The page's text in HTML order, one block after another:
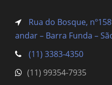
Rua do Bosque,
andar – Barra Funda –
(11) 3383-4350
(11) 99354-7935